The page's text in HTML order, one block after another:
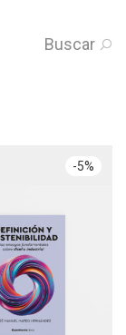
Buscar
-5%